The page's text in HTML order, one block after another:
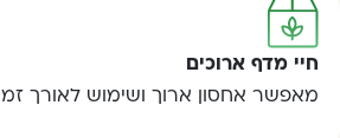
חיי מדף ארוכים
מאפשר אחסון ארוך ושימוש לאורך זמן